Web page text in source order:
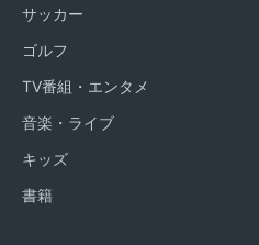
サッカー
ゴルフ
TV番組・エンタメ
音楽・ライブ
キッズ
書籍